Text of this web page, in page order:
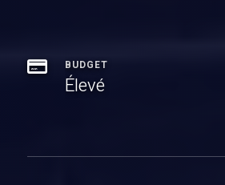
BUDGET
Élevé